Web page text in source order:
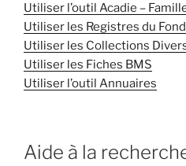
Utiliser l’outil Acadie –
Utiliser les Registres du
Utiliser les Collections
Utiliser les Fiches BMS
Utiliser l’outil Annuaires
Aide à la